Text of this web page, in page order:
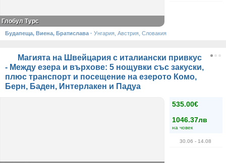
Глобул Турс
Будапеща, Виена, Братислава · Унгария, Австрия, Словакия
Магията на Швейцария с италиански привкус
- Между езера и върхове: 5 нощувки със закуски,
плюс транспорт и посещение на езерото Комо,
Берн, Баден, Интерлакен и Падуа
535.00€
1046.37лв
на човек
30.06 - 14.08